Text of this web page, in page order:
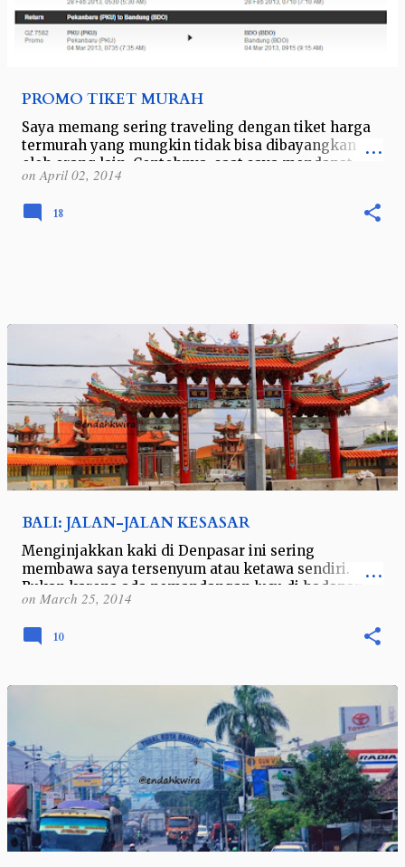
PROMO TIKET MURAH
Saya memang sering traveling dengan tiket harga
termurah yang mungkin tidak bisa dibayangkan
oleh orang lain. Contohnya, saat saya mendapat
tiket promo Bandung - Pekanbaru seharga…
onApril 02, 2014
18
BALI: JALAN-JALAN KESASAR
Menginjakkan kaki di Denpasar ini sering
membawa saya tersenyum atau ketawa sendiri.
Bukan karena ada pemandangan lucu di hadapan
saya, namun teringat percakapan saya dengan
seor…
on March 25, 2014
10